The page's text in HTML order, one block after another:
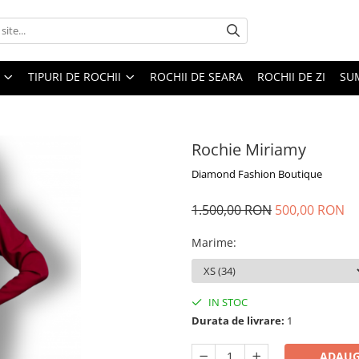
TIPURI DE ROCHII ROCHII DE SEARA ROCHII DE ZI
Rochie Miriamy
Diamond Fashion Boutique
1.500,00 RON 500,00 RON
Marime:
IN STOC
Durata de livrare: 1